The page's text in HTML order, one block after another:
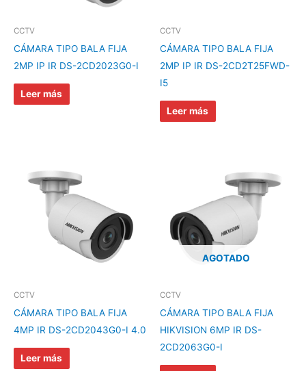
CCTV
CÁMARA TIPO BALA FIJA
2MP IP IR DS-2CD2023G0-I
Leer más
CCTV
CÁMARA TIPO BALA FIJA
2MP IP IR DS-2CD2T25FWD-
I5
Leer más
CCTV
CÁMARA TIPO BALA FIJA
4MP IR DS-2CD2043G0-I 4.0
Leer más
AGOTADO
CCTV
CÁMARA TIPO BALA FIJA
HIKVISION 6MP IR DS-
2CD2063G0-I